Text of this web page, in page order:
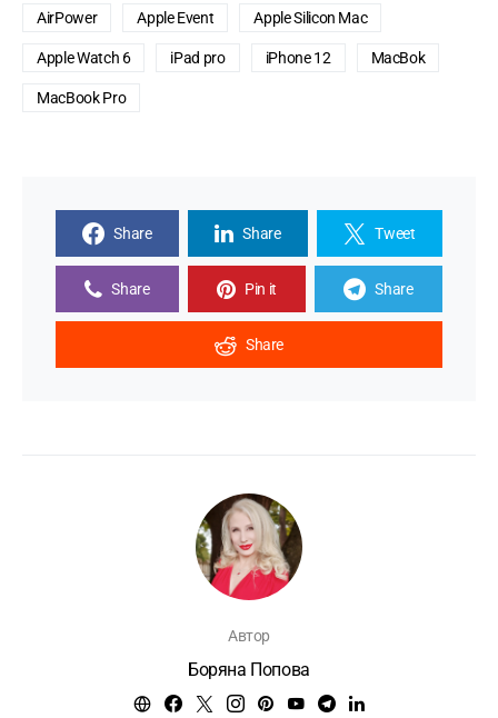
AirPower Apple Event Apple Silicon Mac
Apple Watch 6 iPad pro iPhone 12 MacBok
MacBook Pro
Share Share Tweet
Share Pin it Share
Share
Автор
Боряна Попова